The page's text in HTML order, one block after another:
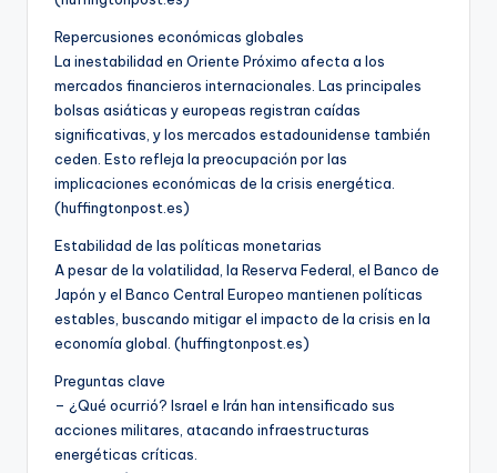
Repercusiones económicas globales
La inestabilidad en Oriente Próximo afecta a los
mercados financieros internacionales. Las principales
bolsas asiáticas y europeas registran caídas
significativas, y los mercados estadounidense también
ceden. Esto refleja la preocupación por las
implicaciones económicas de la crisis energética.
(huffingtonpost.es)
Estabilidad de las políticas monetarias
A pesar de la volatilidad, la Reserva Federal, el Banco de
Japón y el Banco Central Europeo mantienen políticas
estables, buscando mitigar el impacto de la crisis en la
economía global. (huffingtonpost.es)
Preguntas clave
– ¿Qué ocurrió? Israel e Irán han intensificado sus
acciones militares, atacando infraestructuras
energéticas críticas.